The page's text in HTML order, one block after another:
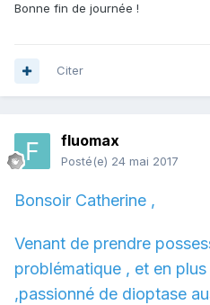
Bonne fin de journée !
Citer
fluomax
Posté(e) 24 mai 2017
Bonsoir Catherine ,
Venant de prendre
problématique , et en
,passionné de dioptase